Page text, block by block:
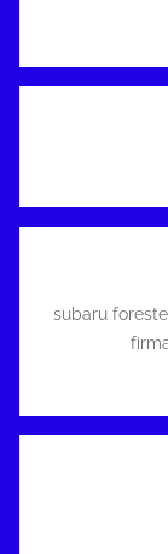
subaru